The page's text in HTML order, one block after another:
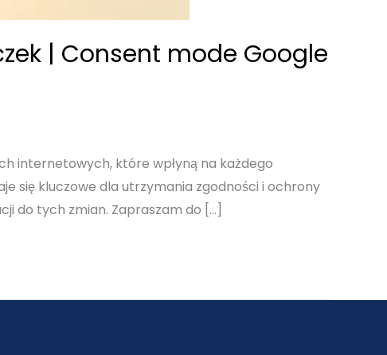
| Consent mode Google
internetowych, które wpłyną na każdego
się kluczowe dla utrzymania zgodności i ochrony
do tych zmian. Zapraszam do […]